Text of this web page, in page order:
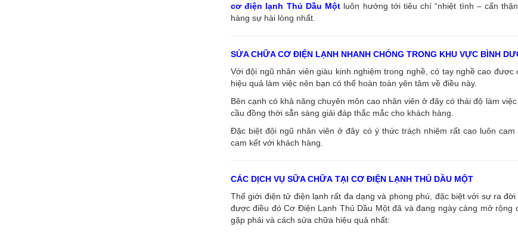
cơ điện lạnh Thủ Dầu Một luôn hướng tới tiêu chí “nhiệt tình – cẩn
hàng sự hài lòng nhất.
SỬA CHỮA CƠ ĐIỆN LẠNH NHANH CHÓNG TRONG KHU VỰC BÌNH
Với đội ngũ nhân viên giàu kinh nghiệm trong nghề, có tay nghề cao
hiệu quả làm việc nên bạn có thể hoàn toàn yên tâm về điều này.
Bên cạnh có khả năng chuyên môn cao nhân viên ở đây có thái độ làm
cầu đồng thời sẵn sàng giải đáp thắc mắc cho khách hàng.
Đặc biệt đội ngũ nhân viên ở đây có ý thức trách nhiệm rất cao luôn
cam kết với khách hàng.
CÁC DỊCH VỤ SỮA CHỮA TẠI CƠ ĐIỆN LẠNH THỦ DẦU MỘT
Thế giới điện tử điện lạnh rất đa dạng và phong phú, đặc biệt với sự ra
được điều đó Cơ Điện Lạnh Thủ Dầu Một đã và đang ngày càng mở
gặp phải và cách sửa chữa hiệu quả nhất: